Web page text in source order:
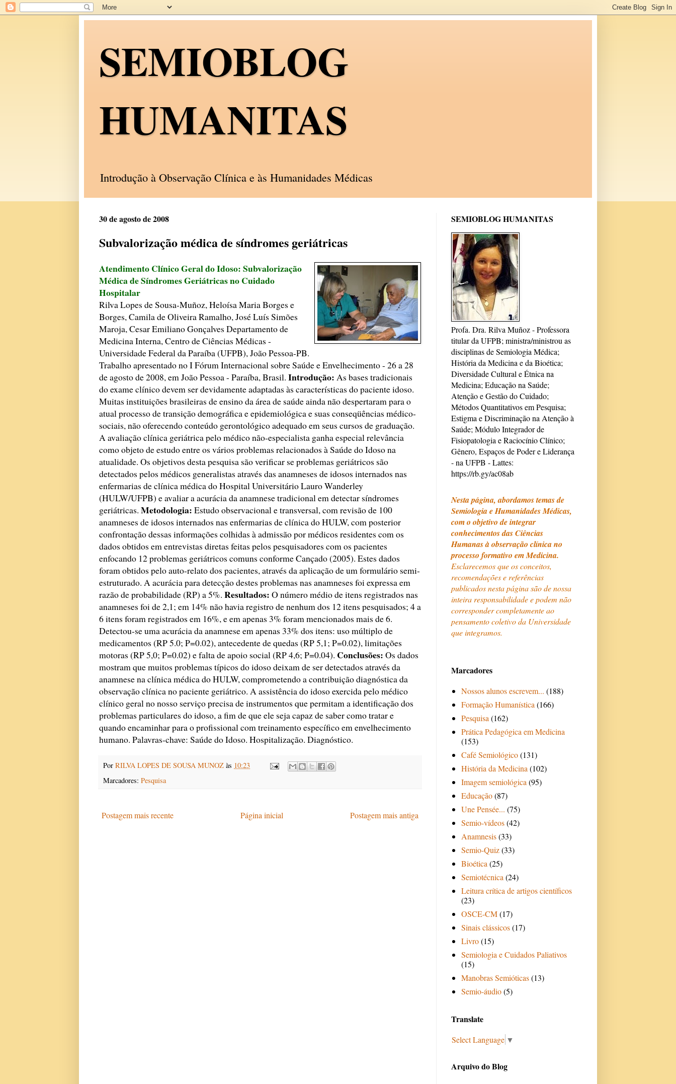
SEMIOBLOG
HUMANITAS
Introdução à Observação Clínica e às Humanidades Médicas
30 de agosto de 2008
Subvalorização médica de síndromes geriátricas
Atendimento Clínico Geral do Idoso: Subvalorização
Médica de Síndromes Geriátricas no Cuidado
Hospitalar
Rilva Lopes de Sousa-Muñoz, Heloísa Maria Borges e
Borges, Camila de Oliveira Ramalho, José Luís Simões
Maroja, Cesar Emiliano Gonçalves Departamento de
Medicina Interna, Centro de Ciências Médicas -
Universidade Federal da Paraíba (UFPB), João Pessoa-PB.
Trabalho apresentado no I Fórum Internacional sobre Saúde e Envelhecimento - 26 a 28
de agosto de 2008, em João Pessoa - Paraíba, Brasil. Introdução: As bases tradicionais
do exame clínico devem ser devidamente adaptadas às características do paciente idoso.
Muitas instituições brasileiras de ensino da área de saúde ainda não despertaram para o
atual processo de transição demográfica e epidemiológica e suas conseqüências médico-
sociais, não oferecendo conteúdo gerontológico adequado em seus cursos de graduação.
A avaliação clínica geriátrica pelo médico não-especialista ganha especial relevância
como objeto de estudo entre os vários problemas relacionados à Saúde do Idoso na
atualidade. Os objetivos desta pesquisa são verificar se problemas geriátricos são
detectados pelos médicos generalistas através das anamneses de idosos internados nas
enfermarias de clínica médica do Hospital Universitário Lauro Wanderley
(HULW/UFPB) e avaliar a acurácia da anamnese tradicional em detectar síndromes
geriátricas. Metodologia: Estudo observacional e transversal, com revisão de 100
anamneses de idosos internados nas enfermarias de clínica do HULW, com posterior
confrontação dessas informações colhidas à admissão por médicos residentes com os
dados obtidos em entrevistas diretas feitas pelos pesquisadores com os pacientes
enfocando 12 problemas geriátricos comuns conforme Cançado (2005). Estes dados
foram obtidos pelo auto-relato dos pacientes, através da aplicação de um formulário semi-
estruturado. A acurácia para detecção destes problemas nas anamneses foi expressa em
razão de probabilidade (RP) a 5%. Resultados: O número médio de itens registrados nas
anamneses foi de 2,1; em 14% não havia registro de nenhum dos 12 itens pesquisados; 4 a
6 itens foram registrados em 16%, e em apenas 3% foram mencionados mais de 6.
Detectou-se uma acurácia da anamnese em apenas 33% dos itens: uso múltiplo de
medicamentos (RP 5.0; P=0.02), antecedente de quedas (RP 5,1; P=0.02), limitações
motoras (RP 5,0; P=0.02) e falta de apoio social (RP 4,6; P=0.04). Conclusões: Os dados
mostram que muitos problemas típicos do idoso deixam de ser detectados através da
anamnese na clínica médica do HULW, comprometendo a contribuição diagnóstica da
observação clínica no paciente geriátrico. A assistência do idoso exercida pelo médico
clínico geral ­no nosso serviço precisa de instrumentos que permitam a identificação dos
problemas particulares do idoso, a fim de que ele seja capaz de saber como tratar e
quando encaminhar para o profissional com treinamento específico em envelhecimento
humano. Palavras-chave: Saúde do Idoso. Hospitalização. Diagnóstico.
Por RILVA LOPES DE SOUSA MUNOZ às 10:23
Marcadores: Pesquisa
Postagem mais recente Postagem mais antiga
Página inicial
SEMIOBLOG HUMANITAS
Profa. Dra. Rilva Muñoz - Professora
titular da UFPB; ministra/ministrou as
disciplinas de Semiologia Médica;
História da Medicina e da Bioética;
Diversidade Cultural e Étnica na
Medicina; Educação na Saúde;
Atenção e Gestão do Cuidado;
Métodos Quantitativos em Pesquisa;
Estigma e Discriminação na Atenção à
Saúde; Módulo Integrador de
Fisiopatologia e Raciocínio Clínico;
Gênero, Espaços de Poder e Liderança
- na UFPB - Lattes:
https://rb.gy/ac08ab
Nesta página, abordamos temas de
Semiologia e Humanidades Médicas,
com o objetivo de integrar
conhecimentos das Ciências
Humanas à observação clínica no
processo formativo em Medicina.
Esclarecemos que os conceitos,
recomendações e referências
publicados nesta página são de nossa
inteira responsabilidade e podem não
corresponder completamente ao
pensamento coletivo da Universidade
que integramos.
Marcadores
Nossos alunos escrevem... (188)
Formação Humanística (166)
Pesquisa (162)
Prática Pedagógica em Medicina
(153)
Café Semiológico(131)
História da Medicina (102)
Imagem semiológica (95)
Educação(87)
Une Pensée... (75)
Semio-vídeos(42)
Anamnesis(33)
Semio-Quiz(33)
Bioética (25)
Semiotécnica (24)
Leitura crítica de artigos científicos
(23)
OSCE-CM(17)
Sinais clássicos(17)
Livro(15)
Semiologia e Cuidados Paliativos
(15)
Manobras Semióticas(13)
Semio-áudio(5)
Translate
Select Language ▼
Arquivo do Blog